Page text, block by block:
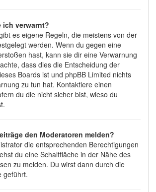
ich verwarnt?
es eigene Regeln, die meistens von der
werden. Wenn du gegen eine
hast, kann sie dir eine Verwarnung
dass dies die Entscheidung der
Boards ist und phpBB Limited nichts
zu tun hat. Kontaktiere einen
du die nicht sicher bist, wieso du
den Moderatoren melden?
die entsprechenden Berechtigungen
du eine Schaltfläche in der Nähe des
zu melden. Du wirst dann durch die
geführt.